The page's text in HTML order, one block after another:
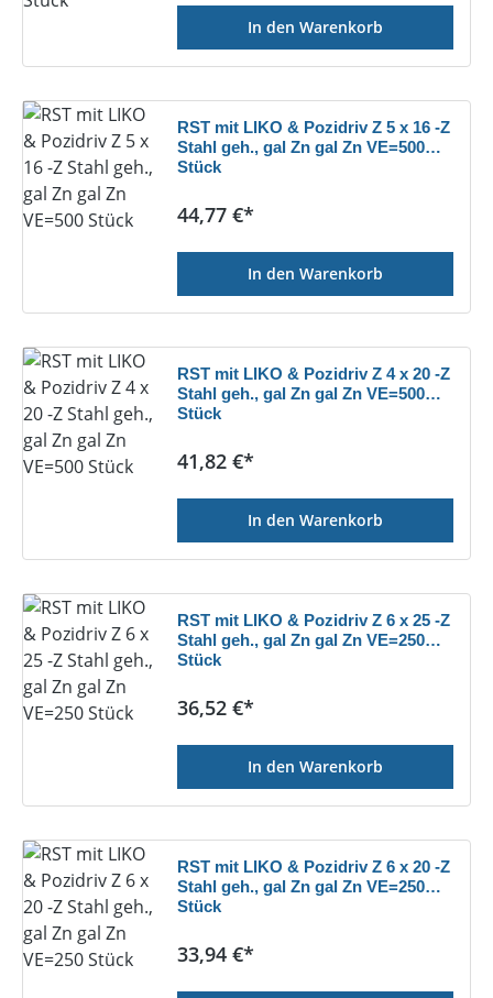
In den Warenkorb
RST mit LIKO & Pozidriv Z 5 x 16 -Z
Stahl geh., gal Zn gal Zn VE=500
Stück
Regulärer Preis:
44,77 €*
In den Warenkorb
RST mit LIKO & Pozidriv Z 4 x 20 -Z
Stahl geh., gal Zn gal Zn VE=500
Stück
Regulärer Preis:
41,82 €*
In den Warenkorb
RST mit LIKO & Pozidriv Z 6 x 25 -Z
Stahl geh., gal Zn gal Zn VE=250
Stück
Regulärer Preis:
36,52 €*
In den Warenkorb
RST mit LIKO & Pozidriv Z 6 x 20 -Z
Stahl geh., gal Zn gal Zn VE=250
Stück
Regulärer Preis:
33,94 €*